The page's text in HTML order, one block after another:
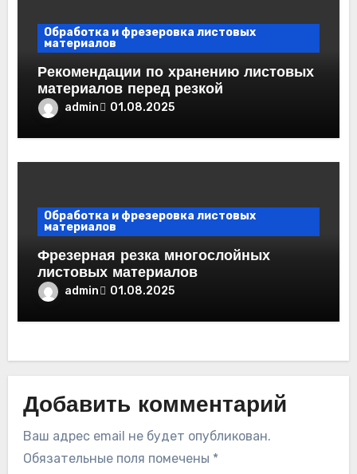
Обработка и фрезеровка листовых
материалов
Рекомендации по хранению листовых
материалов перед резкой
admin 01.08.2025
Обработка и фрезеровка листовых
материалов
Фрезерная резка многослойных
листовых материалов
admin 01.08.2025
Добавить комментарий
Ваш адрес email не будет опубликован.
Обязательные поля помечены *